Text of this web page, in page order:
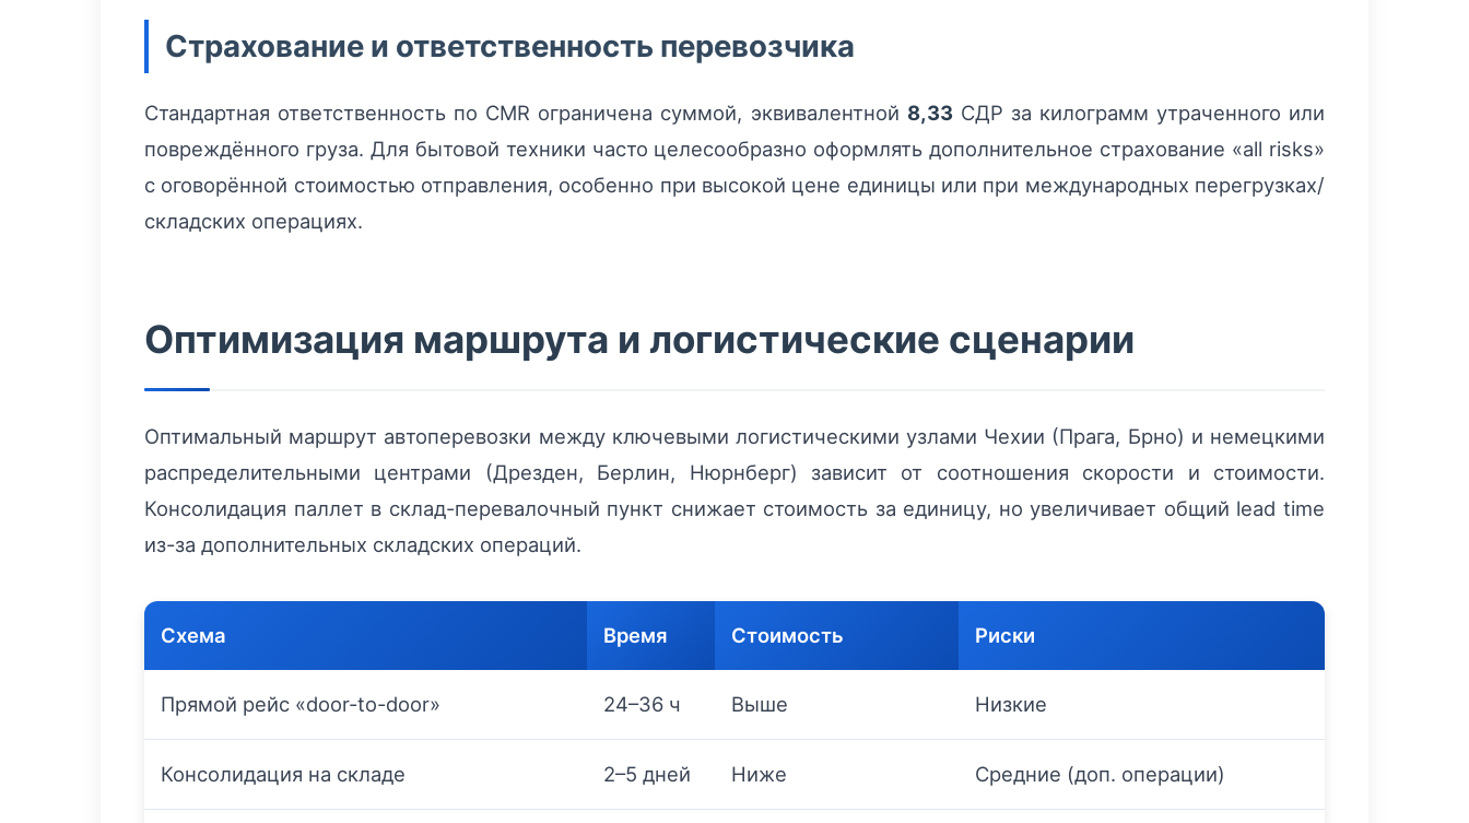
Страхование и ответственность перевозчика
Стандартная ответственность по CMR ограничена суммой, эквивалентной 8,33 СДР за килограмм утраченного или
повреждённого груза. Для бытовой техники часто целесообразно оформлять дополнительное страхование «all risks»
с оговорённой стоимостью отправления, особенно при высокой цене единицы или при международных перегрузках/
складских операциях.
Оптимизация маршрута и логистические сценарии
Оптимальный маршрут автоперевозки между ключевыми логистическими узлами Чехии (Прага, Брно) и немецкими
распределительными центрами (Дрезден, Берлин, Нюрнберг) зависит от соотношения скорости и стоимости.
Консолидация паллет в склад-перевалочный пункт снижает стоимость за единицу, но увеличивает общий lead time
из-за дополнительных складских операций.
Схема Время Стоимость Риски
Прямой рейс «door-to-door» 24–36 ч Выше Низкие
Консолидация на складе 2–5 дней Ниже Средние (доп. операции)